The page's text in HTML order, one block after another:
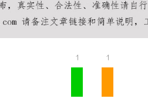
1 1
贝净 AC 国际医疗实验
全解析